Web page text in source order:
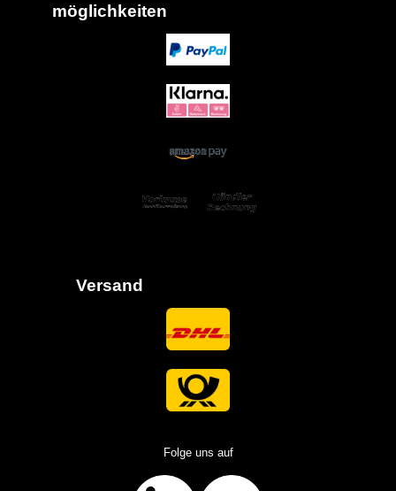
möglich keiten
Versand
Folge uns auf